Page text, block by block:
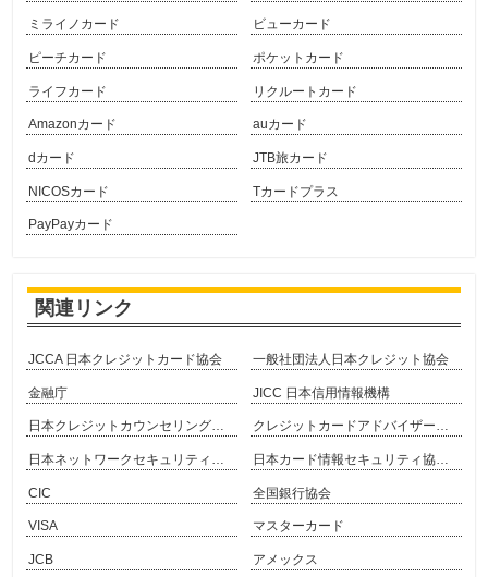
ミライノカード ビューカード
ピーチカード ポケットカード
ライフカード リクルートカード
Amazonカード auカード
dカード JTB旅カード
NICOSカード Tカードプラス
PayPayカード
関連リンク
JCCA 日本クレジットカード協会 一般社団法人日本クレジット協会
金融庁 JICC 日本信用情報機構
日本クレジットカウンセリング協会 クレジットカードアドバイザー協会
日本ネットワークセキュリティ協会 日本カード情報セキュリティ協議会
CIC 全国銀行協会
VISA マスターカード
JCB アメックス